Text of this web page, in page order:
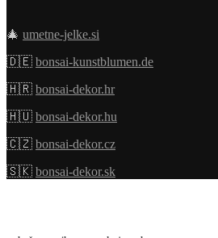
🎄 umetne-jelke.si
🇩🇪 bonsai-kunstblumen.de
🇭🇷 bonsai-dekor.hr
🇭🇺 bonsai-dekor.hu
🇨🇿 bonsai-dekor.cz
🇸🇰 bonsai-dekor.sk